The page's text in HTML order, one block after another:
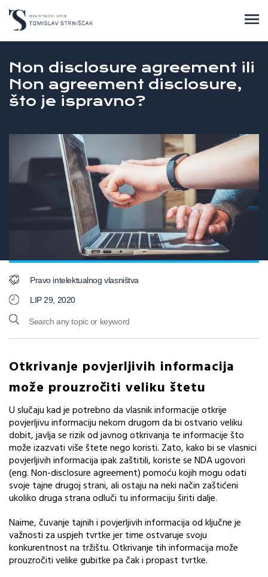
Non disclosure agreement ili
Non agreement disclosure,
što je ispravno?
Pravo intelektualnog vlasništva
LIP 29, 2020
Otkrivanje povjerljivih informacija
može prouzročiti veliku štetu
U slučaju kad je potrebno da vlasnik informacije otkrije
povjerljivu informaciju nekom drugom da bi ostvario veliku
dobit, javlja se rizik od javnog otkrivanja te informacije što
može izazvati više štete nego koristi. Zato, kako bi se vlasnici
povjerljivih informacija ipak zaštitili, koriste se NDA ugovori
(eng. Non-disclosure agreement) pomoću kojih mogu odati
svoje tajne drugoj strani, ali ostaju na neki način zaštićeni
ukoliko druga strana odluči tu informaciju širiti dalje.
Naime, čuvanje tajnih i povjerljivih informacija od ključne je
važnosti za uspjeh tvrtke jer time ostvaruje svoju
konkurentnost na tržištu. Otkrivanje tih informacija može
prouzročiti velike gubitke pa čak i propast tvrtke.